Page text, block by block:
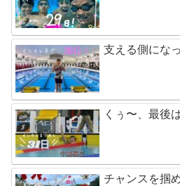
支える側にな
くぅ〜、最後は
チャンスを掴